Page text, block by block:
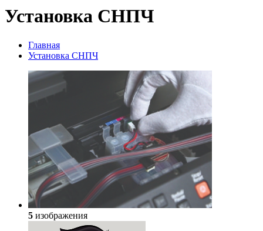
Установка СНПЧ
Главная
Установка СНПЧ
5 изображения